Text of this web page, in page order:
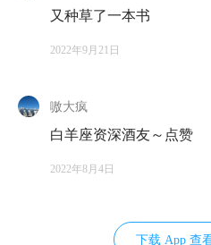
29:29规模庞大如诺基亚，
司？
普（Nick Sleep）的投资哲
呢？
36:16 接受自己是个凡人，
又种草了一本书
2022年9月21日
嗷大疯
白羊座资深酒友～点赞
2022年8月4日
下载 App 查